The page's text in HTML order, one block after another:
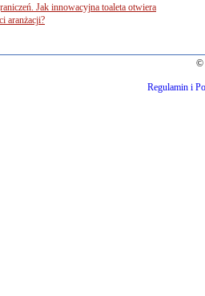
Jak innowacyjna toaleta otwiera
aranżacji?
©
Regulamin i